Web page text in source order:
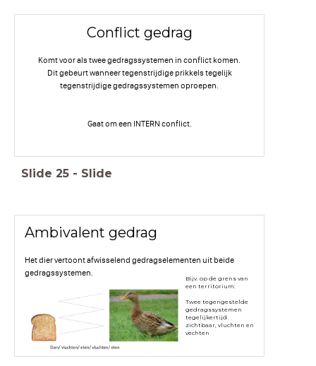
Conflict gedrag
Komt voor als twee gedragssystemen in conflict komen.
Dit gebeurt wanneer tegenstrijdige prikkels tegelijk
tegenstrijdige gedragssystemen oproepen.
Gaat om een INTERN conflict.
Slide 25 - Slide
Ambivalent gedrag
Het dier vertoont afwisselend gedragselementen uit beide
gedragssystemen.
Bijv. op de grens van
een territorium:
Twee tegengestelde
gedragssystemen
tegelijkertijd
zichtbaar, vluchten en
vechten